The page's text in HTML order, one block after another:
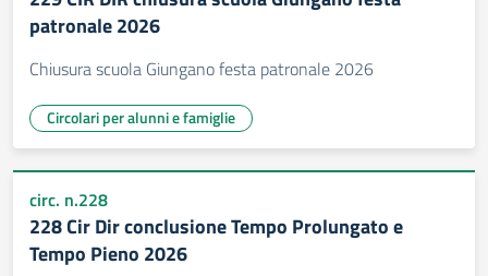
patronale 2026
Chiusura scuola Giungano festa patronale 2026
Circolari per alunni e famiglie
circ. n.228
228 Cir Dir conclusione Tempo Prolungato e
Tempo Pieno 2026